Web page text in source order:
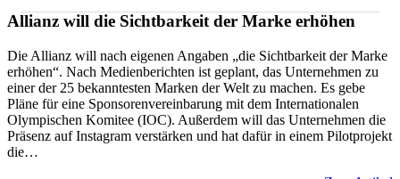
Allianz will die Sichtbarkeit der Marke erhöhen
Die Allianz will nach eigenen Angaben „die Sichtbarkeit der Marke
erhöhen“. Nach Medienberichten ist geplant, das Unternehmen zu
einer der 25 bekanntesten Marken der Welt zu machen. Es gebe
Pläne für eine Sponsorenvereinbarung mit dem Internationalen
Olympischen Komitee (IOC). Außerdem will das Unternehmen die
Präsenz auf Instagram verstärken und hat dafür in einem Pilotprojekt
die…